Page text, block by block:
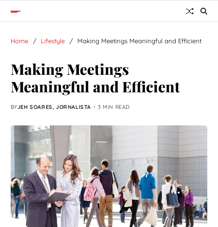
Home Lifestyle Making Meetings Meaningful and Efficient
Making Meetings
Meaningful and Efficient
BYJEH SOARES, JORNALISTA 3 MIN READ